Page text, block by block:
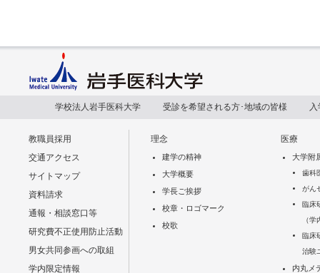
学校法人岩手医科大学 受診を希望される方･地域の皆様
教職員採用
交通アクセス
サイトマップ
資料請求
通報・相談窓口等
研究費不正使用防止活動
男女共同参画への取組
学内限定情報
理念
建学の精神
大学概要
学長ご挨拶
校章・ロゴマーク
校歌
医療
大学附
歯科
がん
臨床
（
臨床
治験
内丸メ